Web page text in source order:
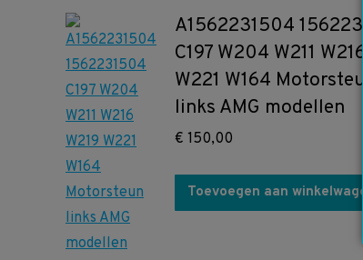
A1562231504
C197 W204 W211 W216
W221 W164
links AMG modellen
€ 150,00
Toevoegen aan